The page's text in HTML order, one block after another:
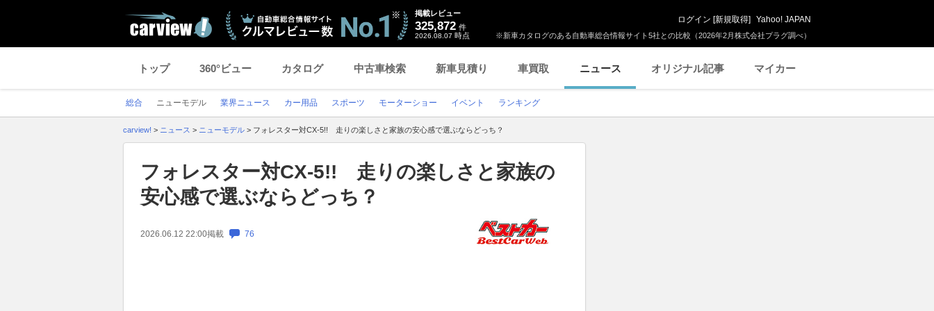
※新車カタログのある自動車総合情報サイト5社との比較（2026年2月株式会社プラグ調べ）
掲載レビュー
325,872 件
2026.08.07 時点
ログイン [新規取得] Yahoo! JAPAN
トップ 360°ビュー カタログ 中古車検索 新車見積り 車買取 ニュース オリジナル記事 マイカー
総合 ニューモデル 業界ニュース カー用品 スポーツ モーターショー イベント ランキング
carview! > ニュース > ニューモデル > フォレスター対CX-5!! 走りの楽しさと家族の安心感で選ぶならどっち？
フォレスター対CX-5!! 走りの楽しさと家族の
安心感で選ぶならどっち？
2026.06.12 22:00掲載 76